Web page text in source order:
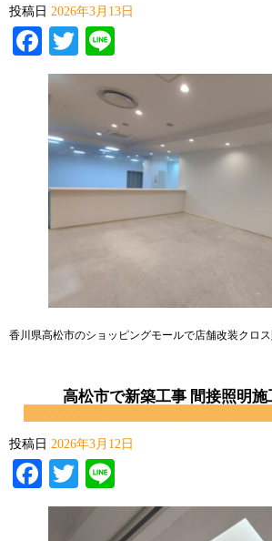
投稿日 2026年3月13日
Facebook
Twitter
香川県高松市のショッピングモールで店舗改装クロス
高松市で新築工事 間接照明施
投稿日 2026年3月12日
Facebook
Twitter